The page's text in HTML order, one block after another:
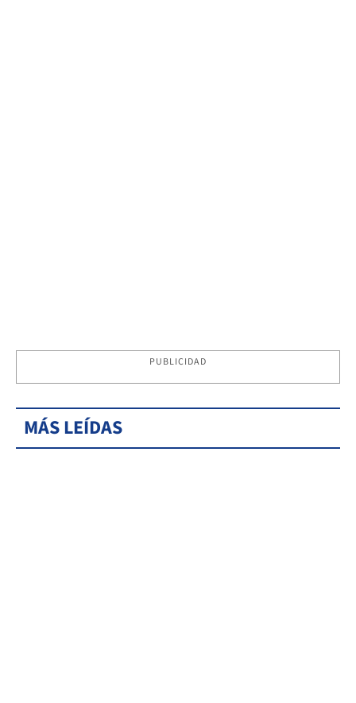
PUBLICIDAD
MÁS LEÍDAS